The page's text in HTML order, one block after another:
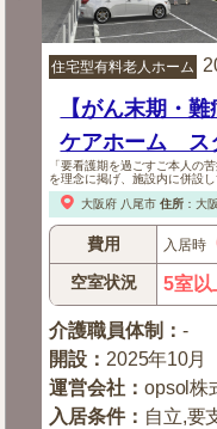
住宅型有料老人ホーム
【がん末期・
ケアホーム ス
「要看護期を過ごすご本人の
を理念に掲げ、施設内に併設
大阪府 八尾市 住所： 大
費用 入居時
空室状況 5室以
介護職員体制 ：-
開設 ： 2025年10月
運営会社 ：opsol株
入居条件： 自立,要